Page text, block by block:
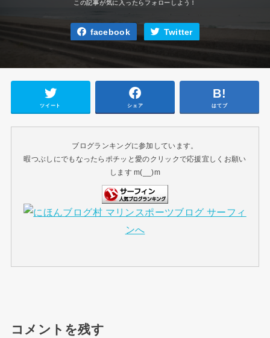
facebook Twitter
ツイート シェア はてブ
ブログランキングに参加しています。
暇つぶしにでもなったらポチッと愛のクリックで応援宜しくお願い
します m(__)m
コメントを残す